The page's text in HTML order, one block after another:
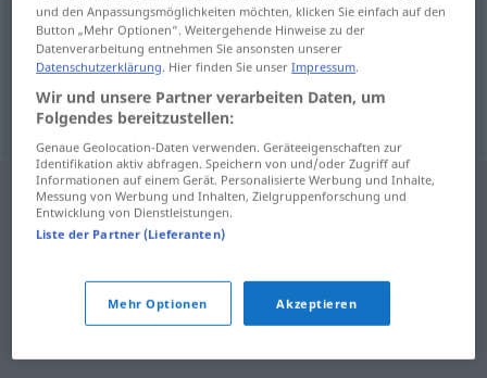
benetzen brizgati
(be)spritzen brizgati
und den Anpassungsmöglichkeiten möchten, klicken Sie einfach auf den
Button „Mehr Optionen“. Weitergehende Hinweise zu der
Datenverarbeitung entnehmen Sie ansonsten unserer
Datenschutzerklärung. Hier finden Sie unserImpressum.
Wir und unsere Partner verarbeiten Daten, um
Folgendes bereitzustellen:
Genaue Geolocation-Daten verwenden. Geräteeigenschaften zur
Identifikation aktiv abfragen. Speichern von und/oder Zugriff auf
Informationen auf einem Gerät. Personalisierte Werbung und Inhalte,
Messung von Werbung und Inhalten, Zielgruppenforschung und
Entwicklung von Dienstleistungen.
Liste der Partner (Lieferanten)
Mehr Optionen Akzeptieren